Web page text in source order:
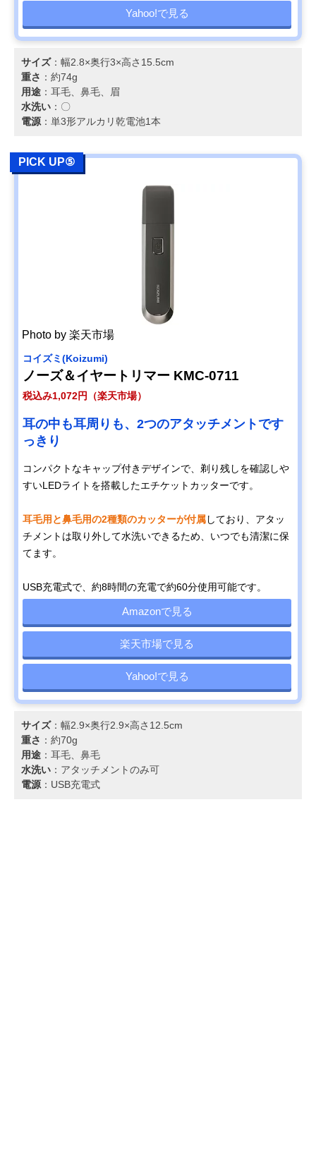
Yahoo!で見る
サイズ：幅2.8×奥行3×高さ15.5cm
重さ ：約74g
用途 ：耳毛、鼻毛、眉
水洗い ：〇
電源 ：単3形アルカリ乾電池1本
PICK UP⑤
Photo by 楽天市場
コイズミ(Koizumi)
ノーズ＆イヤートリマー KMC-0711
税込み1,072円（楽天市場）
耳の中も耳周りも、2つのアタッチメントです
っきり
コンパクトなキャップ付きデザインで、剃り残しを確認しや
すいLEDライトを搭載したエチケットカッターです。
耳毛用と鼻毛用の2種類のカッターが付属しており、アタッ
チメントは取り外して水洗いできるため、いつでも清潔に保
てます。
USB充電式で、約8時間の充電で約60分使用可能です。
Amazonで見る
楽天市場で見る
Yahoo!で見る
サイズ：幅2.9×奥行2.9×高さ12.5cm
重さ ：約70g
用途 ：耳毛、鼻毛
水洗い ：アタッチメントのみ可
電源 ：USB充電式